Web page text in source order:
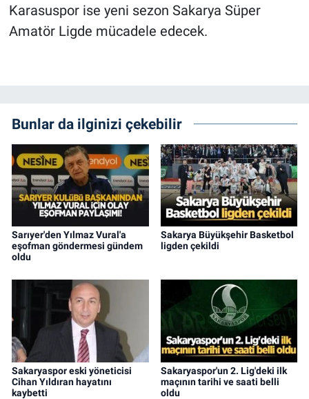
Karasuspor ise yeni sezon Sakarya Süper
Amatör Ligde mücadele edecek.
Bunlar da ilginizi çekebilir
Sarıyer'den Yılmaz Vural'a
eşofman göndermesi gündem
oldu
Sakarya Büyükşehir Basketbol
ligden çekildi
Sakaryaspor eski yöneticisi
Cihan Yıldıran hayatını
kaybetti
Sakaryaspor'un 2. Lig'deki ilk
maçının tarihi ve saati belli
oldu